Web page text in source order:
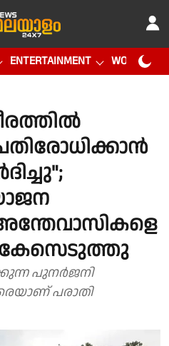
ENTERTAINMENT WORLD CUP
കേസെടുത്തു
പുനർജനി
പരാതി